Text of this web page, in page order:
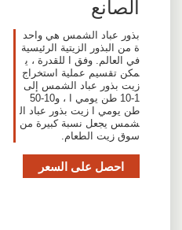
الصانع
بذور عباد الشمس هي واحد
ة من البذور الزيتية الرئيسية
في العالم. وفق ا للقدرة ، ي
مكن تقسيم عملية استخراج
زيت بذور عباد الشمس إلى
1-10 طن يومي ا ، و10-50
طن يومي ا زيت بذور عباد ال
شمس يجعل نسبة كبيرة من
سوق زيت الطعام.
احصل على السعر